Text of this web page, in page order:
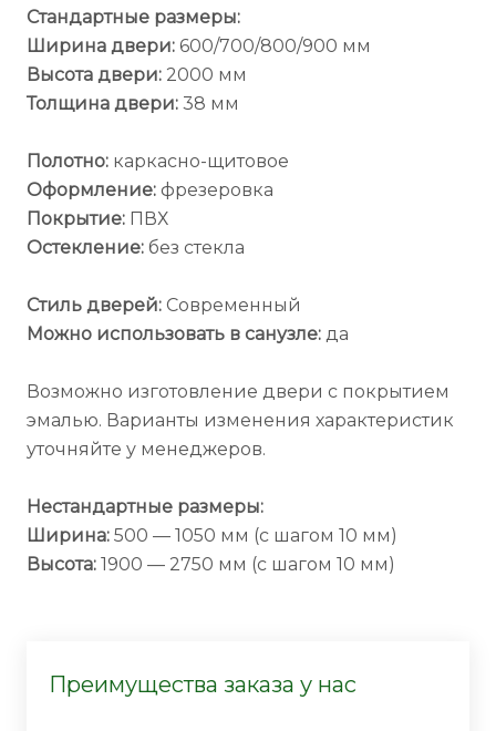
Стандартные размеры:
Ширина двери: 600/700/800/900 мм
Высота двери: 2000 мм
Толщина двери: 38 мм
Полотно: каркасно-щитовое
Оформление: фрезеровка
Покрытие: ПВХ
Остекление: без стекла
Стиль дверей: Современный
Можно использовать в санузле: да
Возможно изготовление двери с покрытием
эмалью. Варианты изменения характеристик
уточняйте у менеджеров.
Нестандартные размеры:
Ширина: 500 — 1050 мм (с шагом 10 мм)
Высота: 1900 — 2750 мм (с шагом 10 мм)
Преимущества заказа у нас